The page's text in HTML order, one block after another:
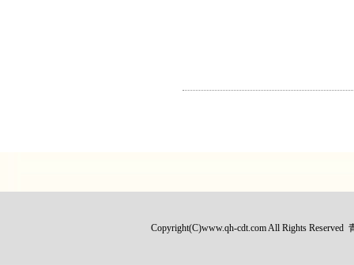
Copyright(C)www.qh-cdt.com All Rights